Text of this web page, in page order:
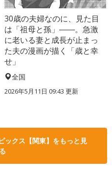
30歳の夫婦なのに、見た目
は「祖母と孫」――。急激
に老いる妻と成長が止まっ
た夫の漫画が描く「歳と幸
せ」
全国
2026年5月11日 09:43 更新
ックス【関東】をもっと見
る